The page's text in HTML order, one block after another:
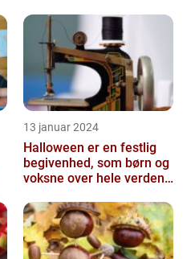
13 januar 2024
Halloween er en festlig
begivenhed, som børn og
voksne over hele verden